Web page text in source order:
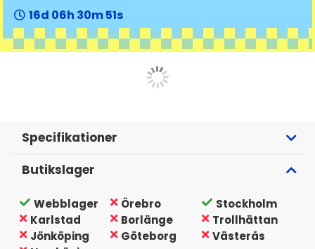
16
06 30 50
Specifikationer
Butikslager
Webblager Örebro
Stockholm
Karlstad
Borlänge
Trollhättan
Jönköping
Göteborg
Västerås